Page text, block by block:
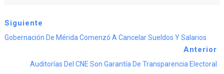
Siguiente
Gobernación De Mérida Comenzó A Cancelar Sueldos Y Salarios
Anterior
Auditorías Del CNE Son Garantía De Transparencia Electoral